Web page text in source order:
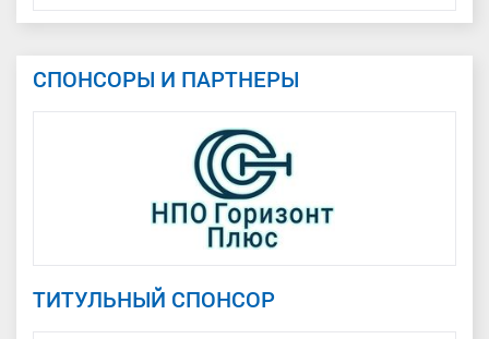
СПОНСОРЫ И ПАРТНЕРЫ
ТИТУЛЬНЫЙ СПОНСОР